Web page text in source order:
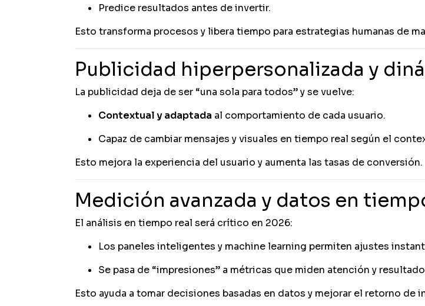
Predice resultados antes de invertir.
Esto transforma procesos y libera tiempo para estrategias humanas de
Publicidad hiperpersonalizada y
La publicidad deja de ser “una sola para todos” y se vuelve:
Contextual y adaptada al comportamiento de cada usuario.
Capaz de cambiar mensajes y visuales en tiempo real según el
Esto mejora la experiencia del usuario y aumenta las tasas de conversión.
Medición avanzada y datos en
El análisis en tiempo real será crítico en 2026:
Los paneles inteligentes y machine learning permiten ajustes
Se pasa de “impresiones” a métricas que miden atención y
Esto ayuda a tomar decisiones basadas en datos y mejorar el retorno de